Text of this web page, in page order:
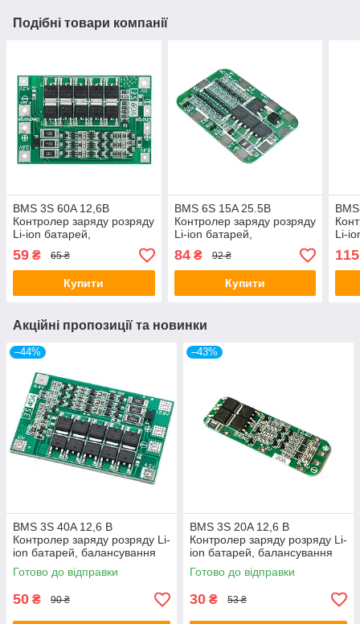
Подібні товари компанії
BMS 3S 60A 12,6В
Контролер заряду розряду
Li-ion батарей,
59 ₴ 65 ₴
Купити
BMS 6S 15A 25.5В
Контролер заряду розряду
Li-ion батарей,
84₴ 92 ₴
Купити
Li-
115
Акційні пропозиції та новинки
–44%
BMS 3S 40A 12,6 В
Контролер заряду розряду Li-
ion батарей, балансування
Готово до відправки
50 ₴ 90 ₴
–43%
BMS 3S 20A 12,6 В
Контролер заряду розряду Li-
ion батарей, балансування
Готово до відправки
30 ₴ 53 ₴